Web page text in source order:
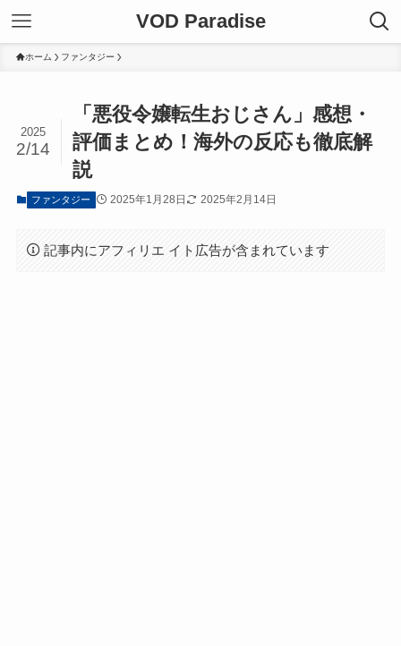
VOD Paradise
ホーム ファンタジー
「悪役令嬢転生おじさん」感想・
評価まとめ！海外の反応も徹底解
説
2025
2/14
ファンタジー 2025年1月28日 2025年2月14日
記事内にアフィリエ イト広告が含まれています